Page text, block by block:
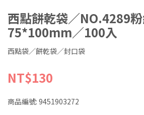
西點餅乾袋／NO.4289
75*100mm／100入
西點袋／餅乾袋／封口袋
NT$130
商品編號: 9451903272